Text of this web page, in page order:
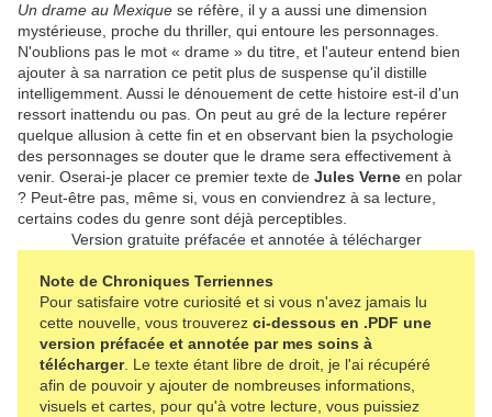
Un drame au Mexique se réfère, il y a aussi une dimension
mystérieuse, proche du thriller, qui entoure les personnages.
N'oublions pas le mot « drame » du titre, et l'auteur entend bien
ajouter à sa narration ce petit plus de suspense qu'il distille
intelligemment. Aussi le dénouement de cette histoire est-il d'un
ressort inattendu ou pas. On peut au gré de la lecture repérer
quelque allusion à cette fin et en observant bien la psychologie
des personnages se douter que le drame sera effectivement à
venir. Oserai-je placer ce premier texte de Jules Verne en polar
? Peut-être pas, même si, vous en conviendrez à sa lecture,
certains codes du genre sont déjà perceptibles.
Version gratuite préfacée et annotée à télécharger
Note de Chroniques Terriennes
Pour satisfaire votre curiosité et si vous n'avez jamais lu
cette nouvelle, vous trouverez ci-dessous en .PDF une
version préfacée et annotée par mes soins à
télécharger. Le texte étant libre de droit, je l'ai récupéré
afin de pouvoir y ajouter de nombreuses informations,
visuels et cartes, pour qu'à votre lecture, vous puissiez